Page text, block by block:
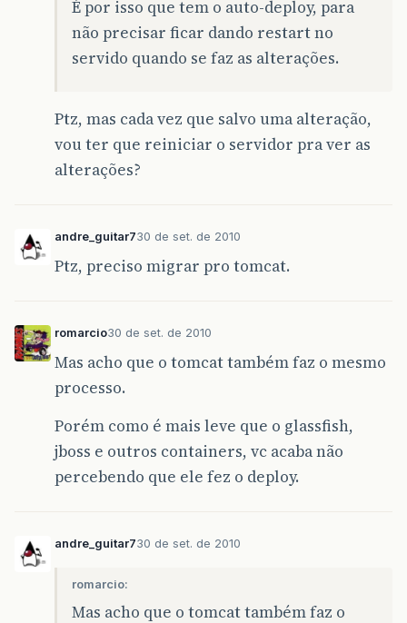
É por isso que tem o auto-deploy, para
não precisar ficar dando restart no
servido quando se faz as alterações.
Ptz, mas cada vez que salvo uma alteração,
vou ter que reiniciar o servidor pra ver as
alterações?
andre_guitar730 de set. de 2010
Ptz, preciso migrar pro tomcat.
romarcio30 de set. de 2010
Mas acho que o tomcat também faz o mesmo
processo.
Porém como é mais leve que o glassfish,
jboss e outros containers, vc acaba não
percebendo que ele fez o deploy.
andre_guitar730 de set. de 2010
romarcio:
Mas acho que o tomcat também faz o